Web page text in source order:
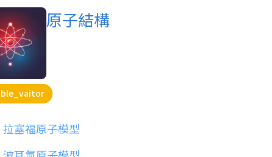
原子結構
拉塞福原子模型